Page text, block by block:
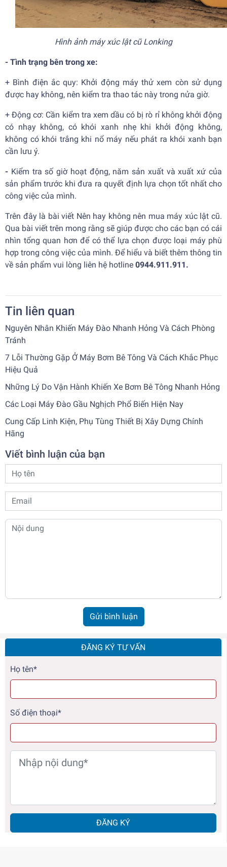
ĐĂNG KÝ TƯ VẤN
Họ tên*
Số điện thoại*
ĐĂNG KÝ
Hình ảnh máy xúc lật cũ Lonking
- Tình trạng bên trong xe:
+ Bình điện ắc quy: Khởi động máy thử xem còn sử dụng
được hay không, nên kiểm tra thao tác này trong nửa giờ.
+ Động cơ: Cần kiểm tra xem dầu có bị rò rỉ không khởi động
có nhạy không, có khói xanh nhẹ khi khởi động không,
không có khói trắng khi nổ máy nếu phát ra khói xanh bạn
cần lưu ý.
- Kiểm tra số giờ hoạt động, năm sản xuất và xuất xứ của
sản phẩm trước khi đưa ra quyết định lựa chọn tốt nhất cho
công việc của mình.
Trên đây là bài viết Nên hay không nên mua máy xúc lật cũ.
Qua bài viết trên mong rằng sẽ giúp được cho các bạn có cái
nhìn tổng quan hơn để có thể lựa chọn được loại máy phù
hợp trong công việc của mình. Để hiểu và biết thêm thông tin
về sản phẩm vui lòng liên hệ hotline 0944.911.911.
Tin liên quan
Nguyên Nhân Khiến Máy Đào Nhanh Hỏng Và Cách Phòng
Tránh
7 Lỗi Thường Gặp Ở Máy Bơm Bê Tông Và Cách Khắc Phục
Hiệu Quả
Những Lý Do Vận Hành Khiến Xe Bơm Bê Tông Nhanh Hỏng
Các Loại Máy Đào Gầu Nghịch Phổ Biến Hiện Nay
Cung Cấp Linh Kiện, Phụ Tùng Thiết Bị Xây Dựng Chính
Hãng
Viết bình luận của bạn
Gửi bình luận